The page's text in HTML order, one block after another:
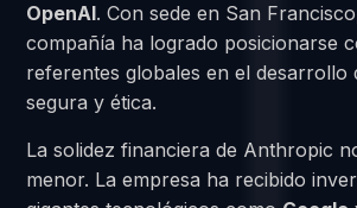
OpenAI. Con sede en San
compañía ha logrado posicionarse
referentes globales en el desarrollo
segura y ética.
La solidez financiera de Anthropic
menor. La empresa ha recibido